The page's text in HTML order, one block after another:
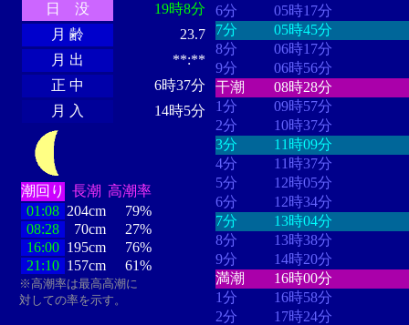
日 没
19時8分
月 齢
23.7
月 出
**:**
正 中
6時37分
月 入
14時5分
潮回り 長潮 高潮率
01:08 204cm
79%
08:28
70cm
27%
16:00 195cm
76%
21:10 157cm 61%
※高潮率は最高高潮に
対しての率を示す。
6分
05時17分
7分
05時45分
8分
06時17分
9分
06時56分
干潮
08時28分
1分
09時57分
2分
10時37分
3分
11時09分
4分
11時37分
5分
12時05分
6分
12時34分
7分
13時04分
8分
13時38分
9分
14時20分
満潮
16時00分
1分
16時58分
2分
17時24分